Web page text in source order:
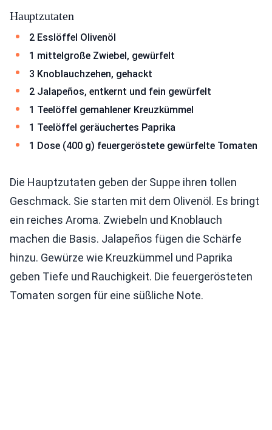
Hauptzutaten
2 Esslöffel Olivenöl
1 mittelgroße Zwiebel, gewürfelt
3 Knoblauchzehen, gehackt
2 Jalapeños, entkernt und fein gewürfelt
1 Teelöffel gemahlener Kreuzkümmel
1 Teelöffel geräuchertes Paprika
1 Dose (400 g) feuergeröstete gewürfelte Tomaten
Die Hauptzutaten geben der Suppe ihren tollen
Geschmack. Sie starten mit dem Olivenöl. Es bringt
ein reiches Aroma. Zwiebeln und Knoblauch
machen die Basis. Jalapeños fügen die Schärfe
hinzu. Gewürze wie Kreuzkümmel und Paprika
geben Tiefe und Rauchigkeit. Die feuergerösteten
Tomaten sorgen für eine süßliche Note.